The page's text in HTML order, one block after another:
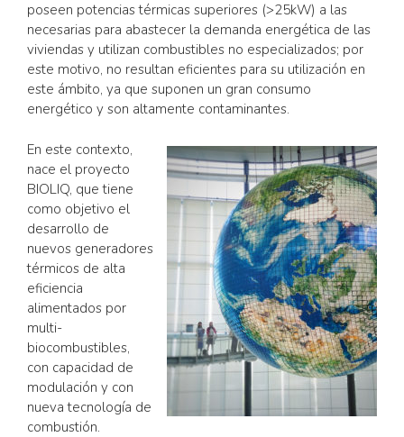
poseen potencias térmicas superiores (>25kW) a las
necesarias para abastecer la demanda energética de las
viviendas y utilizan combustibles no especializados; por
este motivo, no resultan eficientes para su utilización en
este ámbito, ya que suponen un gran consumo
energético y son altamente contaminantes.
En este contexto,
nace el proyecto
BIOLIQ, que tiene
como objetivo el
desarrollo de
nuevos generadores
térmicos de alta
eficiencia
alimentados por
multi-
biocombustibles,
con capacidad de
modulación y con
nueva tecnología de
combustión.